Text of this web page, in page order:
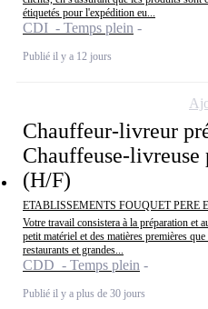
étiquetés pour l'expédition eu...
CDI - Temps plein
Publié il y a 12 jours
Chauffeur-livreur
Chauffeuse-livreuse
(H/F)
ETABLISSEMENTS FOUQUET PERE
Votre travail consistera à la préparation et
petit matériel et des matières premières
restaurants et grandes...
CDD - Temps plein
Publié il y a plus de 30 jours